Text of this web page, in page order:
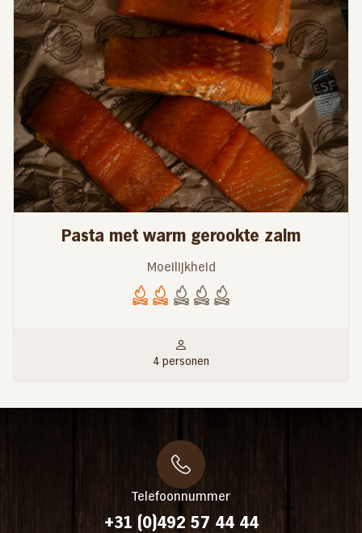
Pasta met warm gerookte zalm
Moeilijkheid
4 personen
+31 (0)492 57 44 44
Telefoonnummer